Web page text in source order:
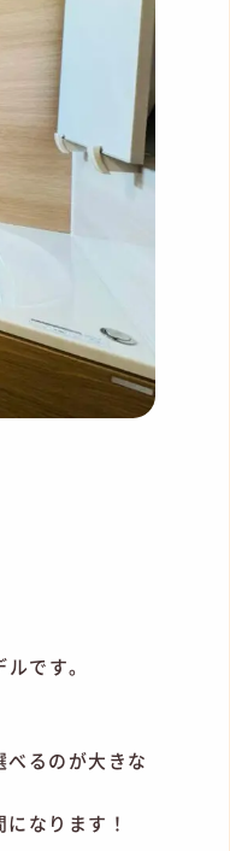
です。
るのが大きな
なります！